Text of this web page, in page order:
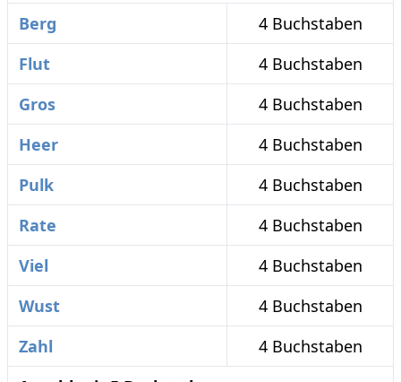
Berg
4 Buchstaben
Flut
4 Buchstaben
Gros
4 Buchstaben
Heer
4 Buchstaben
Pulk
4 Buchstaben
Rate
4 Buchstaben
Viel
4 Buchstaben
Wust
4 Buchstaben
Zahl
4 Buchstaben